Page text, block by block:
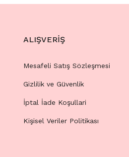
ALIŞVERİŞ
Mesafeli Satış Sözleşmesi
Gizlilik ve Güvenlik
İptal İade Koşullari
Kişisel Veriler Politikası